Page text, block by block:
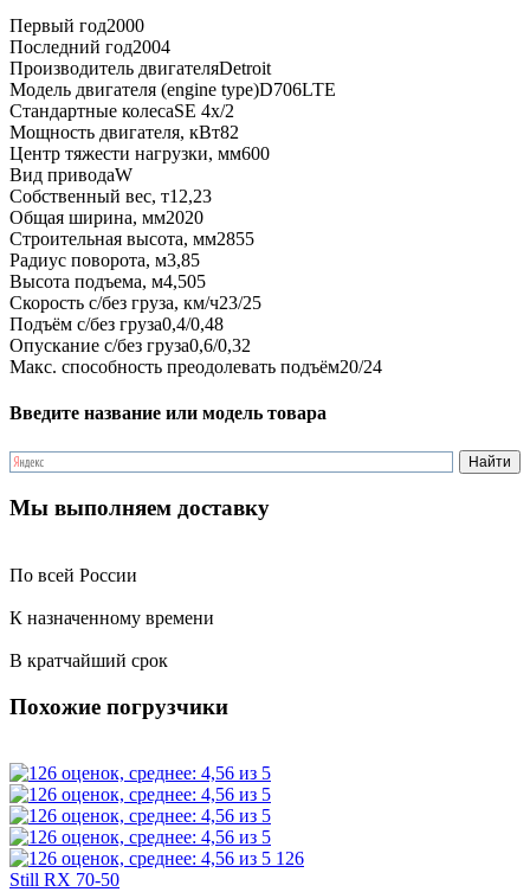
Первый год2000
Последний год2004
Производитель двигателяDetroit
Модель двигателя (engine type)D706LTE
Стандартные колесаSE 4x/2
Мощность двигателя, кВт82
Центр тяжести нагрузки, мм600
Вид приводаW
Собственный вес, т12,23
Общая ширина, мм2020
Строительная высота, мм2855
Радиус поворота, м3,85
Высота подъема, м4,505
Скорость с/без груза, км/ч23/25
Подъём с/без груза0,4/0,48
Опускание с/без груза0,6/0,32
Макс. способность преодолевать подъём20/24
Введите название или модель товара
Мы выполняем доставку
По всей России
К назначенному времени
В кратчайший срок
Похожие погрузчики
126
Still RX 70-50